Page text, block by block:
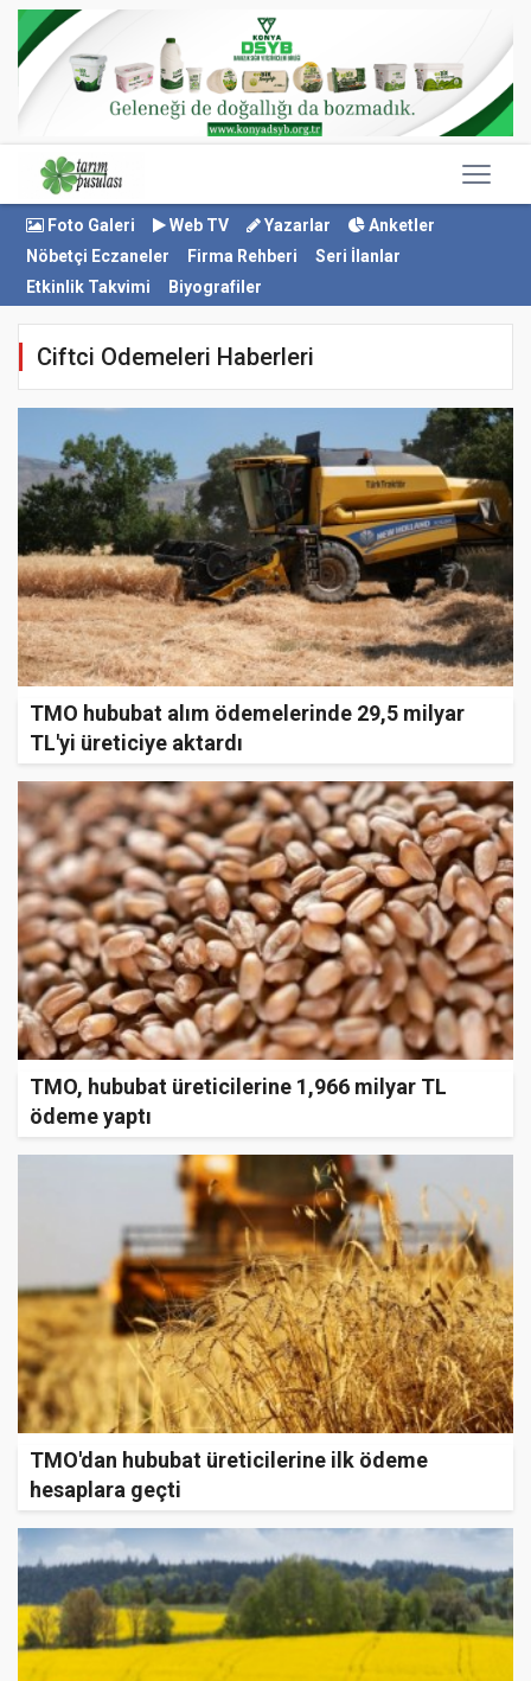
Foto Galeri Web TV Yazarlar
Anketler
Nöbetçi Eczaneler
Firma Rehberi
Seri İlanlar
Etkinlik Takvimi
Biyografiler
Ciftci Odemeleri Haberleri
TMO hububat alım ödemelerinde 29,5 milyar
TL'yi üreticiye aktardı
TMO, hububat üreticilerine 1,966 milyar TL
ödeme yaptı
TMO'dan hububat üreticilerine ilk ödeme
hesaplara geçti